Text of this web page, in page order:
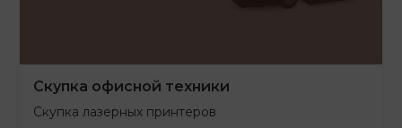
Скупка офисной техники
Скупка лазерных принтеров